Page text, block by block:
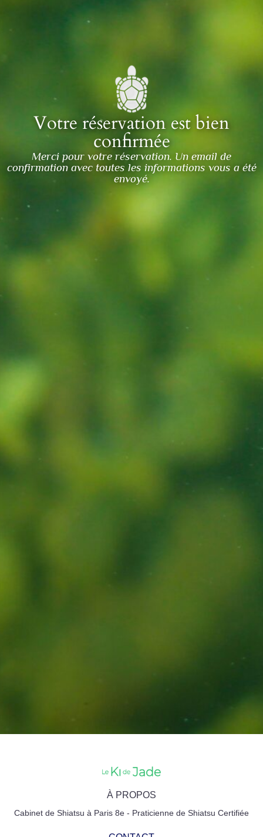
Votre réservation est bien
confirmée
Merci pour votre réservation. Un email de
confirmation avec toutes les informations vous a été
envoyé.
À PROPOS
Cabinet de Shiatsu à Paris 8e - Praticienne de Shiatsu Certifiée